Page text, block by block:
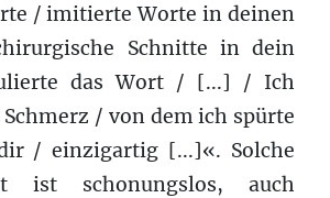
/ imitierte Worte in deinen
Schnitte in dein
das Wort / [...] / Ich
/ von dem ich spürte
/ einzigartig [...]«. Solche
ist schonungslos, auch